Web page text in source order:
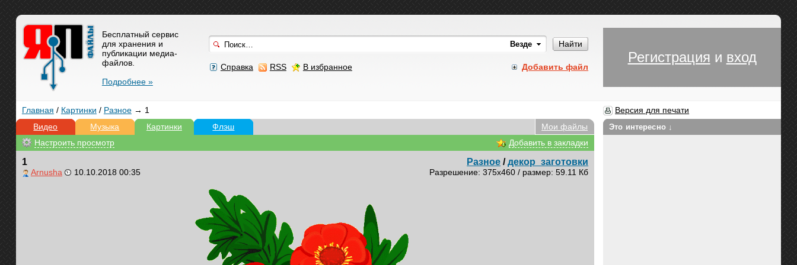
Найти
Добавить файл
Справка RSS В избранное
Бесплатный сервис
для хранения и
публикации медиа-
файлов.
Подробнее »
Регистрация и вход
Главная / Картинки / Разное→ 1
Версия для печати
Видео
Музыка Картинки Флэш
Мои файлы
Настроить просмотр
Добавить в закладки
1
Arnusha 10.10.2018 00:35
Разное /декор_заготовки
Разрешение: 375x460 / размер: 59.11 Кб
Это интересно ↓